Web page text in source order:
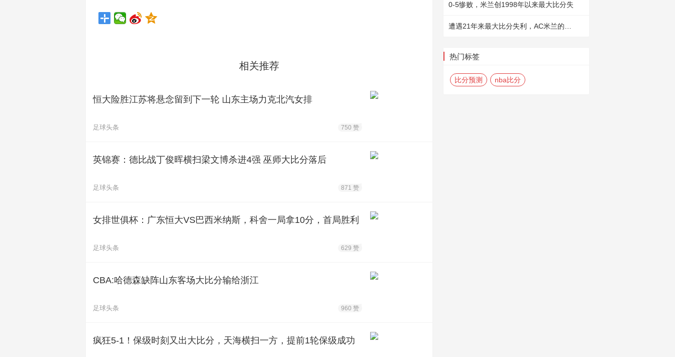
相关推荐
恒大险胜江苏将悬念留到下一轮 山东主场力克北汽女排
足球头条 750 赞
英锦赛：德比战丁俊晖横扫梁文博杀进4强 巫师大比分落后
足球头条 871 赞
女排世俱杯：广东恒大VS巴西米纳斯，科舍一局拿10分，首局胜利
足球头条 629 赞
CBA:哈德森缺阵山东客场大比分输给浙江
足球头条 960 赞
疯狂5-1！保级时刻又出大比分，天海横扫一方，提前1轮保级成功
0-5惨败，米兰创1998年以来最大比分失
热门标签
比分预测 nba比分